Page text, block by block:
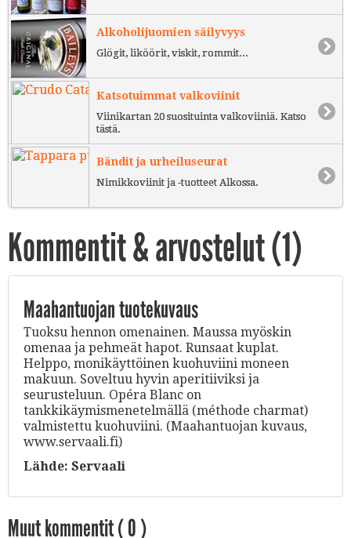
Alkoholijuomien säilyvyys
Glögit, liköörit, viskit, rommit...
Katsotuimmat valkoviinit
Viinikartan 20 suosituinta valkoviiniä. Katso
tästä.
Bändit ja urheiluseurat
Nimikkoviinit ja -tuotteet Alkossa.
Kommentit & arvostelut (1)
Maahantuojan tuotekuvaus
Tuoksu hennon omenainen. Maussa myöskin
omenaa ja pehmeät hapot. Runsaat kuplat.
Helppo, monikäyttöinen kuohuviini moneen
makuun. Soveltuu hyvin aperitiiviksi ja
seurusteluun. Opéra Blanc on
tankkikäymismenetelmällä (méthode charmat)
valmistettu kuohuviini. (Maahantuojan kuvaus,
www.servaali.fi)
Lähde: Servaali
Muut kommentit (0)